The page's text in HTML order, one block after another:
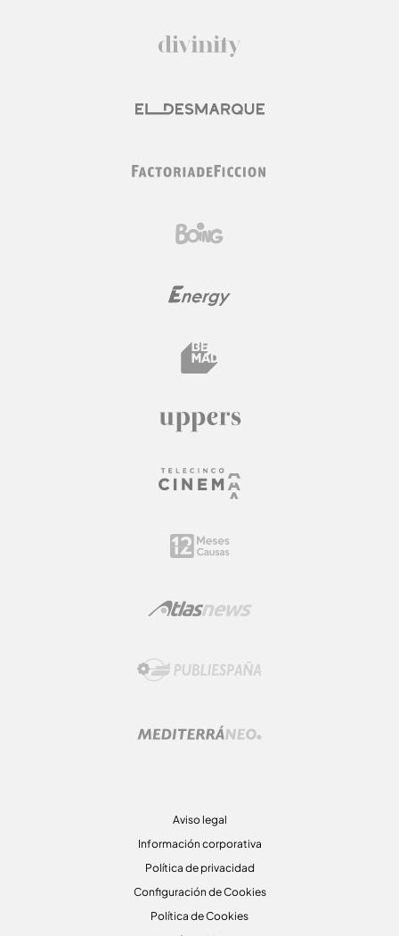
Aviso legal
Información corporativa
Política de privacidad
Configuración de Cookies
Política de Cookies